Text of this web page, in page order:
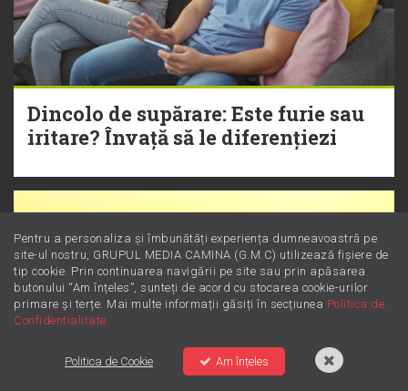
Dincolo de supărare: Este furie sau
iritare? Învață să le diferențiezi
Pentru a personaliza și îmbunătăți experiența dumneavoastră pe
site-ul nostru, GRUPUL MEDIA CAMINA (G.M.C) utilizează fișiere de
tip cookie. Prin continuarea navigării pe site sau prin apăsarea
butonului “Am înțeles”, sunteți de acord cu stocarea cookie-urilor
primare și terțe. Mai multe informații găsiți în secțiunea Politica de
Confidentialitate
Politica de Cookie Am înțeles